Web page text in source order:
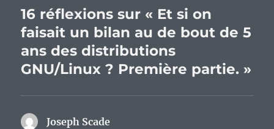
16 réflexions sur « Et si on
faisait un bilan au de bout de 5
ans des distributions
GNU/Linux ? Première partie. »
Joseph Scade